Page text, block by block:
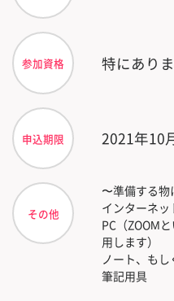
参加資格 特にあり
申込期限 2021年10
その他
〜準備する物
インターネ
PC（ZOOM
用します）
ノート、も
筆記用具